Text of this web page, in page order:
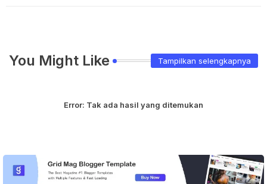
You Might Like Tampilkan selengkapnya
Error: Tak ada hasil yang ditemukan